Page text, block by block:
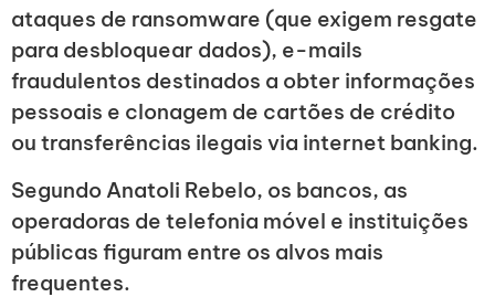
ataques de ransomware (que exigem resgate
para desbloquear dados), e-mails
fraudulentos destinados a obter informações
pessoais e clonagem de cartões de crédito
ou transferências ilegais via internet banking.
Segundo Anatoli Rebelo, os bancos, as
operadoras de telefonia móvel e instituições
públicas figuram entre os alvos mais
frequentes.